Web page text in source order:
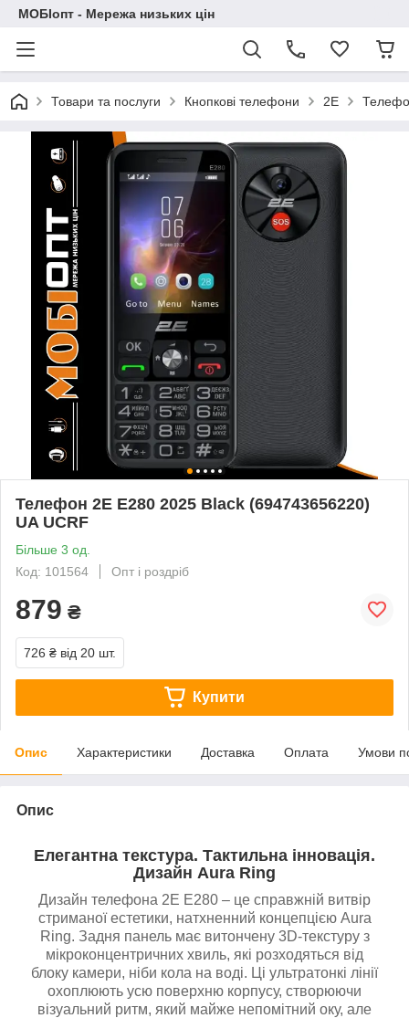
МОБІопт - Мережа низьких цін
Товари та послуги Кнопкові телефони 2E
Телефон 2E E280 2025 Black (694743656220)
UA UCRF
Більше 3 од.
Код: 101564
Опт і роздріб
879 ₴
726 ₴ від 20 шт.
Купити
Опис Характеристики Доставка Оплата Умови
Опис
Елегантна текстура. Тактильна інновація.
Дизайн Aura Ring
Дизайн телефона 2E E280 – це справжній витвір
стриманої естетики, натхненний концепцією Aura
Ring. Задня панель має витончену 3D-текстуру з
мікроконцентричних хвиль, які розходяться від
блоку камери, ніби кола на воді. Ці ультратонкі лінії
охоплюють усю поверхню корпусу, створюючи
візуальний ритм, який майже непомітний оку, але